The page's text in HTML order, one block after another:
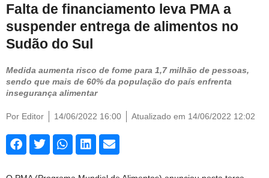
Falta de financiamento leva PMA a
suspender entrega de alimentos no
Sudão do Sul
Medida aumenta risco de fome para 1,7 milhão de pessoas,
sendo que mais de 60% da população do país enfrenta
insegurança alimentar
Por Editor 14/06/2022 16:00 Atualizado em 14/06/2022 12:02